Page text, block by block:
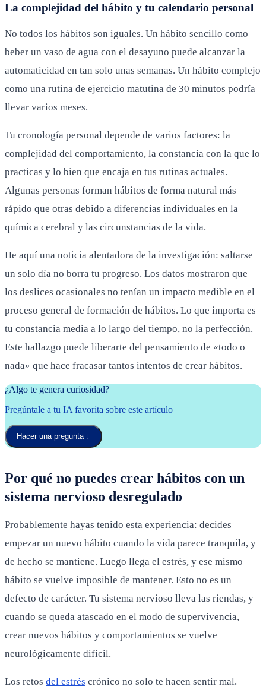
La complejidad del hábito y tu calendario personal
No todos los hábitos son iguales. Un hábito sencillo como
beber un vaso de agua con el desayuno puede alcanzar la
automaticidad en tan solo unas semanas. Un hábito complejo
como una rutina de ejercicio matutina de 30 minutos podría
llevar varios meses.
Tu cronología personal depende de varios factores: la
complejidad del comportamiento, la constancia con la que lo
practicas y lo bien que encaja en tus rutinas actuales.
Algunas personas forman hábitos de forma natural más
rápido que otras debido a diferencias individuales en la
química cerebral y las circunstancias de la vida.
He aquí una noticia alentadora de la investigación: saltarse
un solo día no borra tu progreso. Los datos mostraron que
los deslices ocasionales no tenían un impacto medible en el
proceso general de formación de hábitos. Lo que importa es
tu constancia media a lo largo del tiempo, no la perfección.
Este hallazgo puede liberarte del pensamiento de «todo o
nada» que hace fracasar tantos intentos de crear hábitos.
¿Algo te genera curiosidad?
Pregúntale a tu IA favorita sobre este artículo
Hacer una pregunta ↓
Por qué no puedes crear hábitos con un
sistema nervioso desregulado
Probablemente hayas tenido esta experiencia: decides
empezar un nuevo hábito cuando la vida parece tranquila, y
de hecho se mantiene. Luego llega el estrés, y ese mismo
hábito se vuelve imposible de mantener. Esto no es un
defecto de carácter. Tu sistema nervioso lleva las riendas, y
cuando se queda atascado en el modo de supervivencia,
crear nuevos hábitos y comportamientos se vuelve
neurológicamente difícil.
Los retos del estrés crónico no solo te hacen sentir mal.